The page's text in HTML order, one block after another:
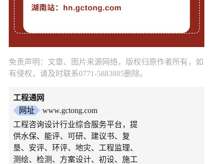
免责声明：文章、图片来源网络，版权归原作者所有，如
有侵权，请及时联系0771-5883885删除。
工程通网
网址
www.gctong.com
工程咨询设计行业综合服务平台，提
供水保、能评、可研、建议书、复
垦、安评、环评、地灾、工程监理、
测绘、检测、方案设计、初设、施工